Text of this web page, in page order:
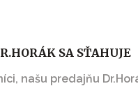
SA SŤAHUJE
našu predajňu